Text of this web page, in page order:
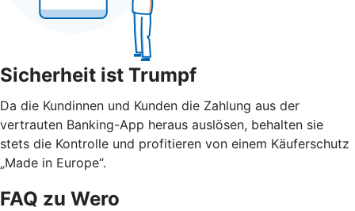
Sicherheit ist Trumpf
Da die Kundinnen und Kunden die Zahlung aus der
vertrauten Banking-App heraus auslösen, behalten sie
stets die Kontrolle und profitieren von einem Käuferschutz
„Made in Europe“.
FAQ zu Wero